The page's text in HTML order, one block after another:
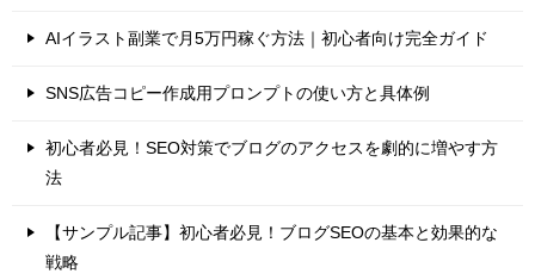
AIイラスト副業で月5万円稼ぐ方法｜初心者向け完全ガイド
SNS広告コピー作成用プロンプトの使い方と具体例
初心者必見！SEO対策でブログのアクセスを劇的に増やす方
法
【サンプル記事】初心者必見！ブログSEOの基本と効果的な
戦略